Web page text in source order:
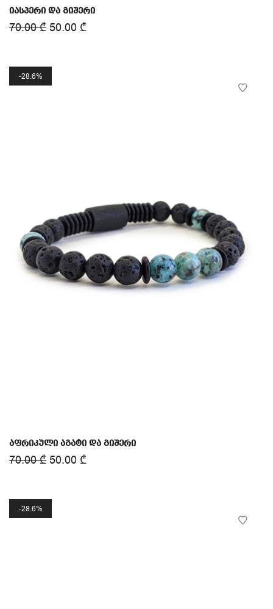
იასპერი და გიშერი
70.00₾ 50.00 ₾
28.6%
აფრიკული აგატი და გიშერი
70.00₾ 50.00 ₾
28.6%